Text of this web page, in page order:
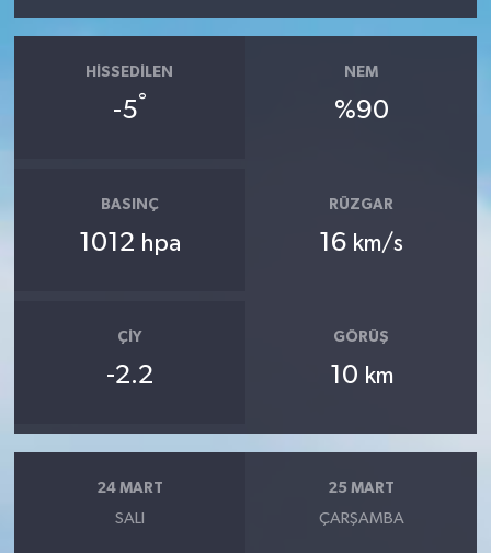
HISSEDILEN
-5°
NEM
%90
BASINÇ
1012 hpa
RÜZGAR
16 km/s
ÇIY
-2.2
GÖRÜŞ
10 km
24 MART
SALI
25 MART
ÇARŞAMBA